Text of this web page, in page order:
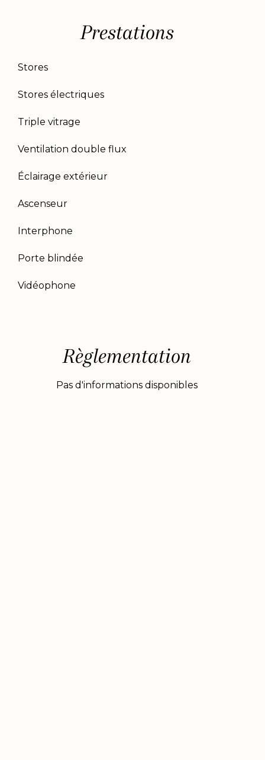
Prestations
Stores
Stores électriques
Triple vitrage
Ventilation double flux
Éclairage extérieur
Ascenseur
Interphone
Porte blindée
Vidéophone
Règlementation
Pas d'informations disponibles